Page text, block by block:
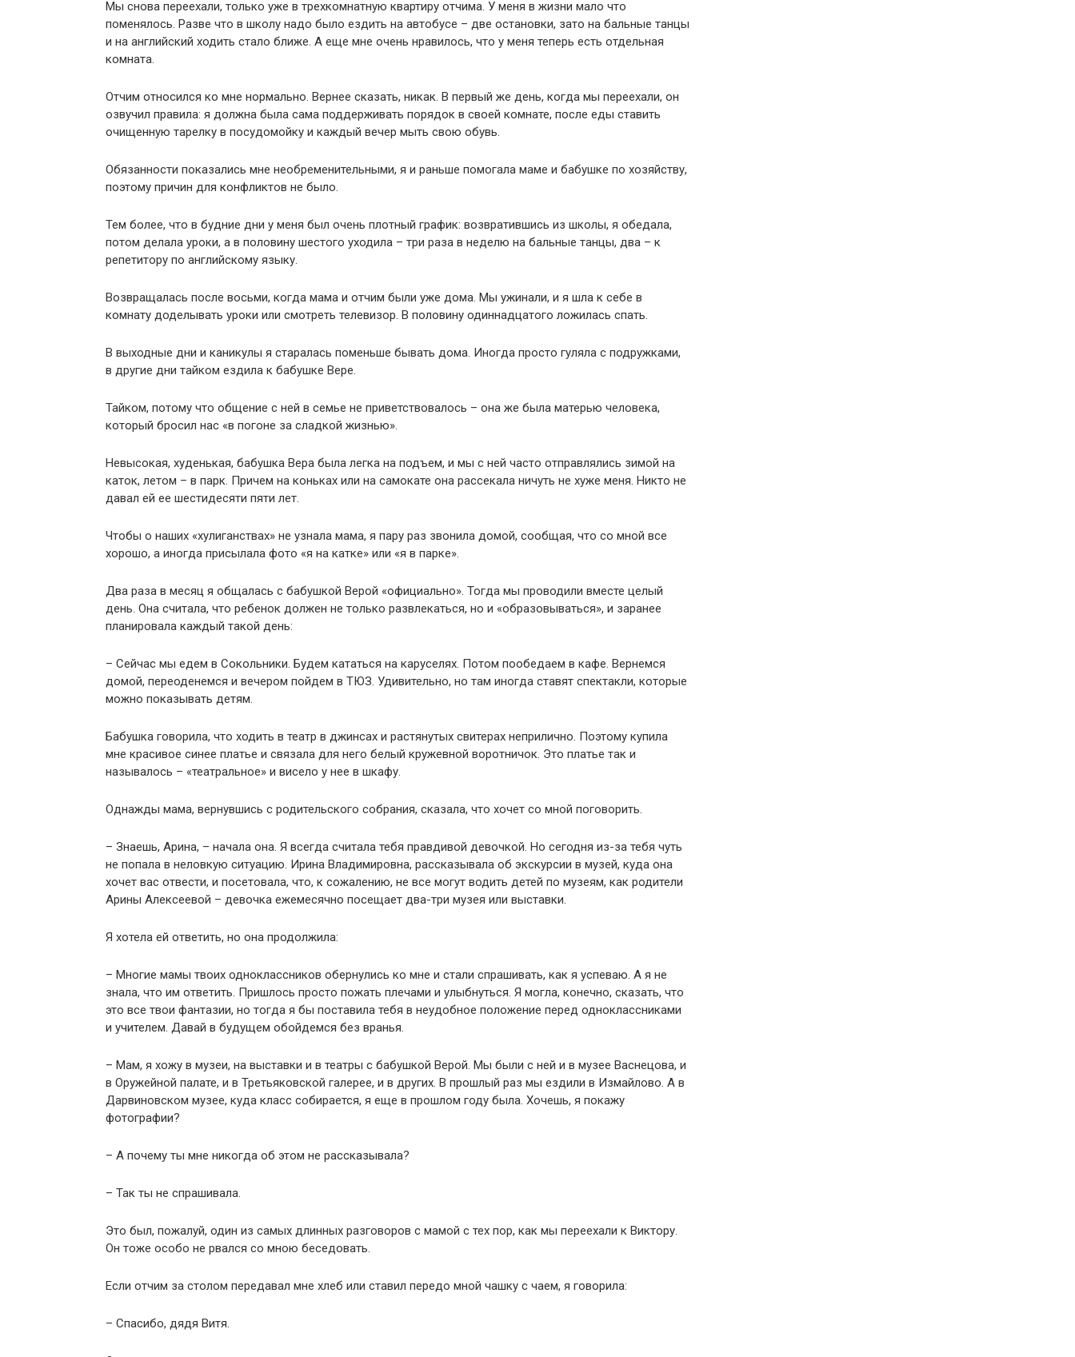
Мы снова переехали, только уже в трехкомнатную квартиру отчима. У меня в жизни мало что
поменялось. Разве что в школу надо было ездить на автобусе – две остановки, зато на бальные танцы
и на английский ходить стало ближе. А еще мне очень нравилось, что у меня теперь есть отдельная
комната.
Отчим относился ко мне нормально. Вернее сказать, никак. В первый же день, когда мы переехали, он
озвучил правила: я должна была сама поддерживать порядок в своей комнате, после еды ставить
очищенную тарелку в посудомойку и каждый вечер мыть свою обувь.
Обязанности показались мне необременительными, я и раньше помогала маме и бабушке по хозяйству,
поэтому причин для конфликтов не было.
Тем более, что в будние дни у меня был очень плотный график: возвратившись из школы, я обедала,
потом делала уроки, а в половину шестого уходила – три раза в неделю на бальные танцы, два – к
репетитору по английскому языку.
Возвращалась после восьми, когда мама и отчим были уже дома. Мы ужинали, и я шла к себе в
комнату доделывать уроки или смотреть телевизор. В половину одиннадцатого ложилась спать.
В выходные дни и каникулы я старалась поменьше бывать дома. Иногда просто гуляла с подружками,
в другие дни тайком ездила к бабушке Вере.
Тайком, потому что общение с ней в семье не приветствовалось – она же была матерью человека,
который бросил нас «в погоне за сладкой жизнью».
Невысокая, худенькая, бабушка Вера была легка на подъем, и мы с ней часто отправлялись зимой на
каток, летом – в парк. Причем на коньках или на самокате она рассекала ничуть не хуже меня. Никто не
давал ей ее шестидесяти пяти лет.
Чтобы о наших «хулиганствах» не узнала мама, я пару раз звонила домой, сообщая, что со мной все
хорошо, а иногда присылала фото «я на катке» или «я в парке».
Два раза в месяц я общалась с бабушкой Верой «официально». Тогда мы проводили вместе целый
день. Она считала, что ребенок должен не только развлекаться, но и «образовываться», и заранее
планировала каждый такой день:
– Сейчас мы едем в Сокольники. Будем кататься на каруселях. Потом пообедаем в кафе. Вернемся
домой, переоденемся и вечером пойдем в ТЮЗ. Удивительно, но там иногда ставят спектакли, которые
можно показывать детям.
Бабушка говорила, что ходить в театр в джинсах и растянутых свитерах неприлично. Поэтому купила
мне красивое синее платье и связала для него белый кружевной воротничок. Это платье так и
называлось – «театральное» и висело у нее в шкафу.
Однажды мама, вернувшись с родительского собрания, сказала, что хочет со мной поговорить.
– Знаешь, Арина, – начала она. Я всегда считала тебя правдивой девочкой. Но сегодня из-за тебя чуть
не попала в неловкую ситуацию. Ирина Владимировна, рассказывала об экскурсии в музей, куда она
хочет вас отвести, и посетовала, что, к сожалению, не все могут водить детей по музеям, как родители
Арины Алексеевой – девочка ежемесячно посещает два-три музея или выставки.
Я хотела ей ответить, но она продолжила:
– Многие мамы твоих одноклассников обернулись ко мне и стали спрашивать, как я успеваю. А я не
знала, что им ответить. Пришлось просто пожать плечами и улыбнуться. Я могла, конечно, сказать, что
это все твои фантазии, но тогда я бы поставила тебя в неудобное положение перед одноклассниками
и учителем. Давай в будущем обойдемся без вранья.
– Мам, я хожу в музеи, на выставки и в театры с бабушкой Верой. Мы были с ней и в музее Васнецова, и
в Оружейной палате, и в Третьяковской галерее, и в других. В прошлый раз мы ездили в Измайлово. А в
Дарвиновском музее, куда класс собирается, я еще в прошлом году была. Хочешь, я покажу
фотографии?
– А почему ты мне никогда об этом не рассказывала?
– Так ты не спрашивала.
Это был, пожалуй, один из самых длинных разговоров с мамой с тех пор, как мы переехали к Виктору.
Он тоже особо не рвался со мною беседовать.
Если отчим за столом передавал мне хлеб или ставил передо мной чашку с чаем, я говорила:
– Спасибо, дядя Витя.